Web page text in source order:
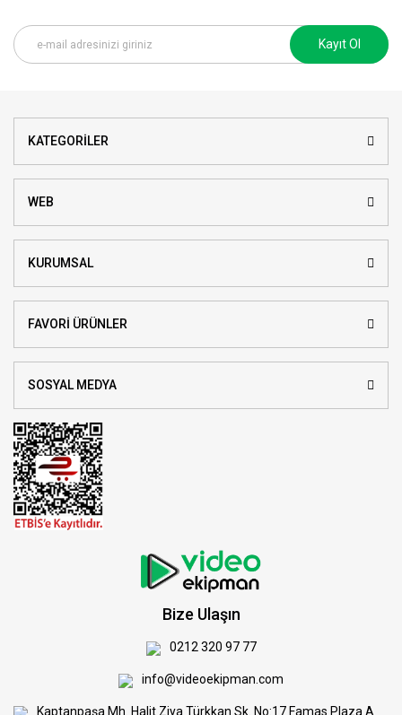
Kayıt Ol
KATEGORİLER
WEB
KURUMSAL
FAVORİ ÜRÜNLER
SOSYAL MEDYA
Bize Ulaşın
0212 320 97 77
info@videoekipman.com
Kaptanpaşa Mh. Halit Ziya Türkkan Sk. No:17 Famas Plaza A